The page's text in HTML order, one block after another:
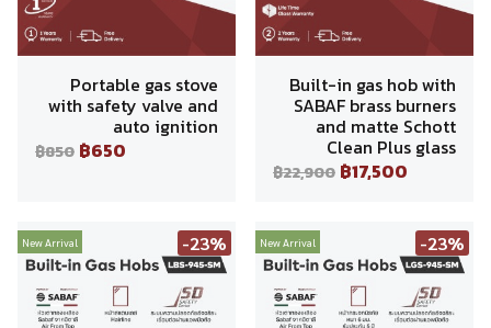
Portable gas stove
with safety valve and
auto ignition
฿850 ฿650
Built-in gas hob with
SABAF brass burners
and matte Schott
Clean Plus glass
฿22,900 ฿17,500
New Arrival -23% New Arrival -23%